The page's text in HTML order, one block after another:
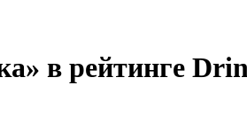
в рейтинге